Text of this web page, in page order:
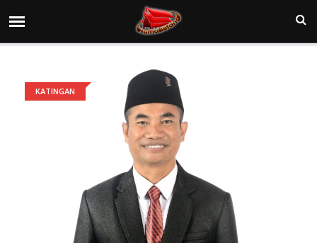
KATINGAN